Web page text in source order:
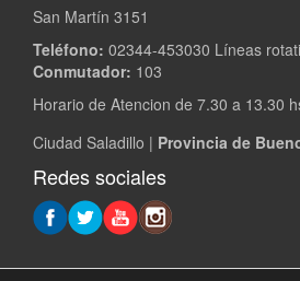
San Martín 3151
Teléfono: 02344-453030 Líneas
Conmutador: 103
Horario de Atencion de 7.30 a 13.30
Ciudad Saladillo | Provincia de
Redes sociales